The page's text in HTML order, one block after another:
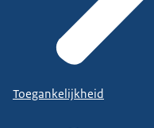
Toegankelijkheid